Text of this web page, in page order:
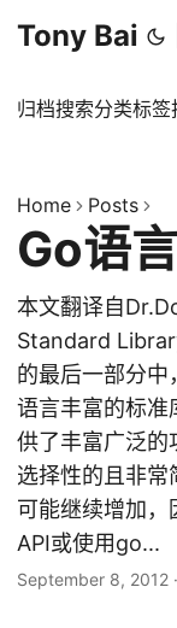
Tony Bai
归档搜索分类标签
Home Posts
Go语
本文翻译自
Standard
的最后一部分中
语言丰富的标
供了丰富广泛的
选择性的且非常
可能继续增加
API或使用go...
September 8, 2012 ·